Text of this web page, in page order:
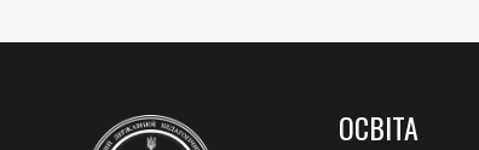
ОСВІТА